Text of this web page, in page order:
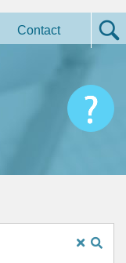
Contact